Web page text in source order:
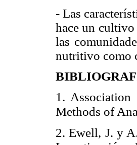
- Las
hace un
las
nutritivo como
1.
Methods of
2. Ewell, J. y